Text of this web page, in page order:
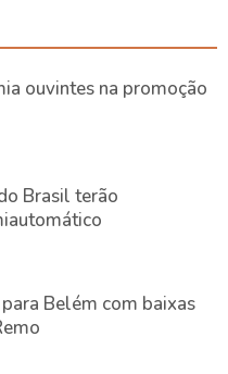
ouvintes na promoção
Brasil terão
Belém com baixas